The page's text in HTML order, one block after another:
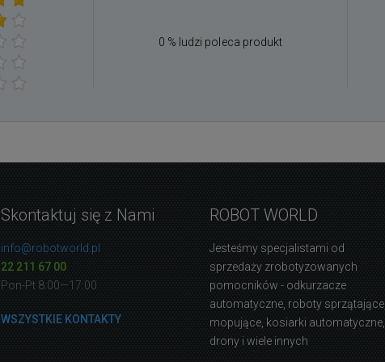
0 % ludzi poleca produkt
Skontaktuj się z Nami
info@robotworld.pl
22 211 67 00
Pon-Pt 8:00—17:00
WSZYSTKIE KONTAKTY
ROBOT WORLD
Jesteśmy specjalistami od
sprzedaży zrobotyzowanych
pomocników - odkurzacze
automatyczne, roboty sprzątające,
mopujące, kosiarki automatyczne,
drony i wiele innych